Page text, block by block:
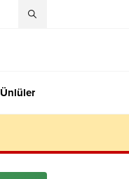
Ünlüler